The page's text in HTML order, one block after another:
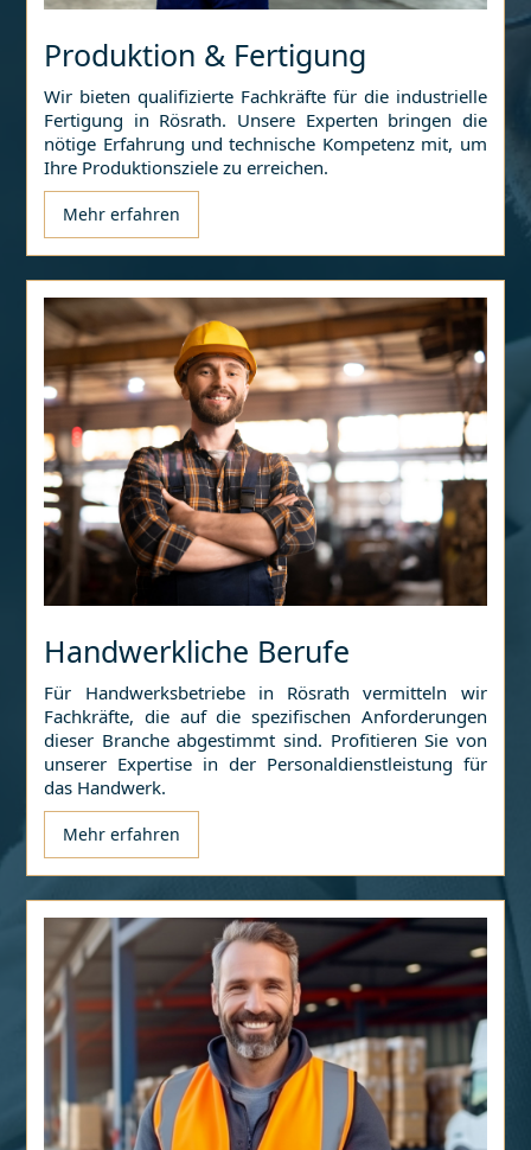
Produktion & Fertigung
Wir bieten qualifizierte Fachkräfte für die industrielle
Fertigung in Rösrath. Unsere Experten bringen die
nötige Erfahrung und technische Kompetenz mit, um
Ihre Produktionsziele zu erreichen.
Mehr erfahren
Handwerkliche Berufe
Für Handwerksbetriebe in Rösrath vermitteln wir
Fachkräfte, die auf die spezifischen Anforderungen
dieser Branche abgestimmt sind. Profitieren Sie von
unserer Expertise in der Personaldienstleistung für
das Handwerk.
Mehr erfahren